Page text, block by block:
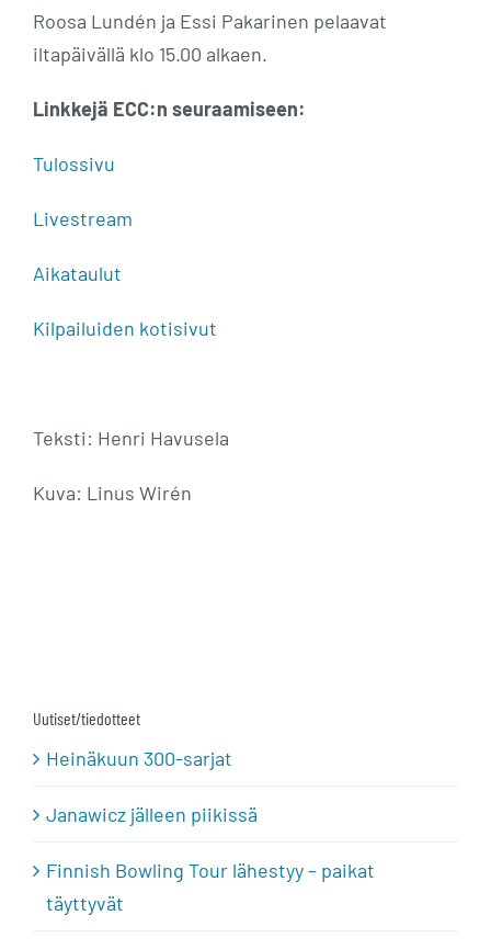
Roosa Lundén ja Essi Pakarinen pelaavat
iltapäivällä klo 15.00 alkaen.
Linkkejä ECC:n seuraamiseen:
Tulossivu
Livestream
Aikataulut
Kilpailuiden kotisivut
Teksti: Henri Havusela
Kuva: Linus Wirén
Uutiset/tiedotteet
Heinäkuun 300-sarjat
Janawicz jälleen piikissä
Finnish Bowling Tour lähestyy – paikat
täyttyvät